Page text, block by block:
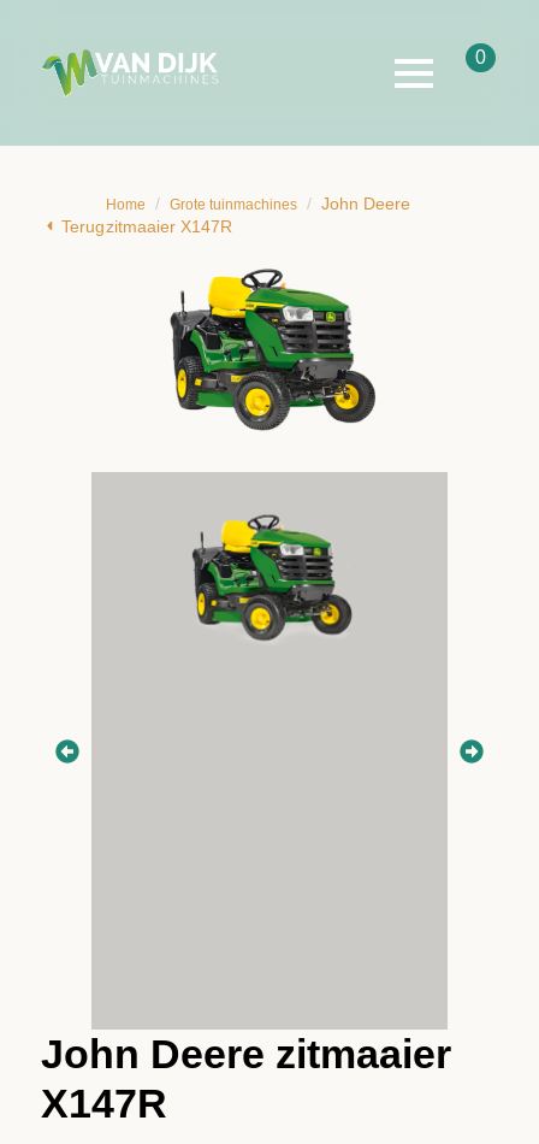
0
Terug
Home Grote tuinmachines
John Deere
zitmaaier X147R
John Deere zitmaaier
X147R